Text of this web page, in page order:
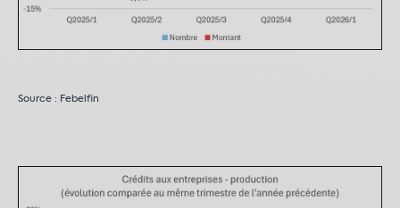
Source : Febelfin